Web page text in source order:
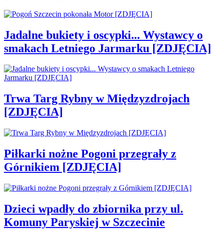
Jadalne bukiety i oscypki... Wystawcy o
smakach Letniego Jarmarku [ZDJĘCIA]
Trwa Targ Rybny w Międzyzdrojach
[ZDJĘCIA]
Piłkarki nożne Pogoni przegrały z
Górnikiem [ZDJĘCIA]
Dzieci wpadły do zbiornika przy ul.
Komuny Paryskiej w Szczecinie